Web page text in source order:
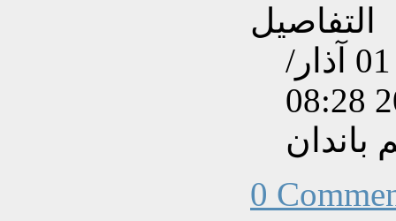
التفاصيل
تم إنشاءه بتاريخ الأحد, 01 آذار/
0